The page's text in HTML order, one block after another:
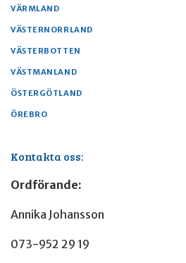
VÄRMLAND
VÄSTERNORRLAND
VÄSTERBOTTEN
VÄSTMANLAND
ÖSTERGÖTLAND
ÖREBRO
Kontakta oss:
Ordförande:
Annika Johansson
073-952 29 19